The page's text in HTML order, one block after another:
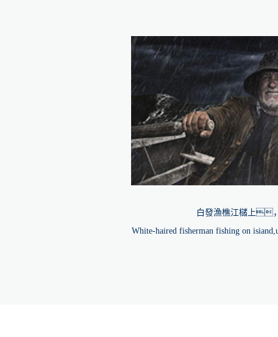
白發漁樵江櫧上
White-haired fisherman fishing on